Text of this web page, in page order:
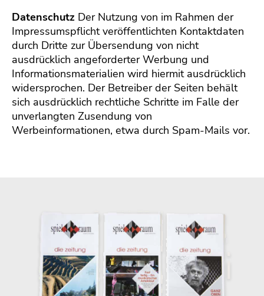
Datenschutz Der Nutzung von im Rahmen der
Impressumspflicht veröffentlichten Kontaktdaten
durch Dritte zur Übersendung von nicht
ausdrücklich angeforderter Werbung und
Informationsmaterialien wird hiermit ausdrücklich
widersprochen. Der Betreiber der Seiten behält
sich ausdrücklich rechtliche Schritte im Falle der
unverlangten Zusendung von
Werbeinformationen, etwa durch Spam-Mails vor.